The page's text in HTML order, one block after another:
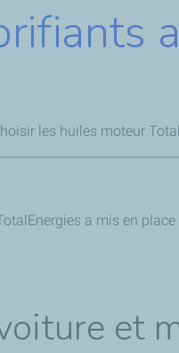
les huiles moteur
a mis en
et